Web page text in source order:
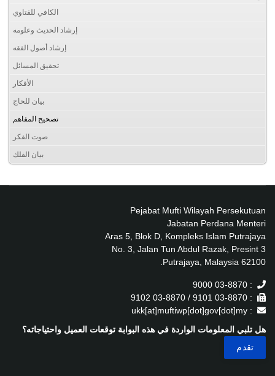
الكافي للفتاوي
إرشاد الحديث وعلومه
إرشاد أصول الفقه
تحقيق المسائل
الأفكار
بيان للحاج
تصحيح المفاهم
صوت الفكر
بيان الفلك
Pejabat Mufti Wilayah Persekutuan
Jabatan Perdana Menteri
Aras 5, Blok D, Kompleks Islam Putrajaya
No. 3, Jalan Tun Abdul Razak, Presint 3
62100 Putrajaya, Malaysia.
: 03-8870 9000
: 03-8870 9101 / 03-8870 9102
: ukk[at]muftiwp[dot]gov[dot]my
هل تلبي المعلومات الواردة في هذه البوابة توقعات العميل واحتياجاته؟